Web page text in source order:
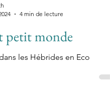
4 min de lecture
monde